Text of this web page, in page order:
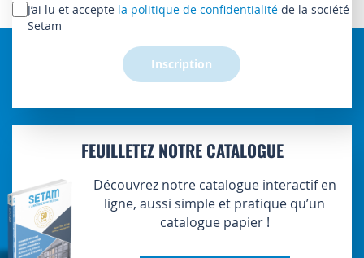
lettre
d’information
J’ai lu et accepte la politique de confidentialité de la société
Setam
Inscription
FEUILLETEZ NOTRE CATALOGUE
Découvrez notre catalogue interactif en
ligne, aussi simple et pratique qu’un
catalogue papier !